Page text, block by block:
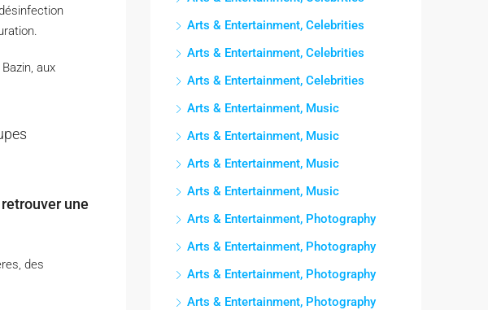
aux
une
des
Arts & Entertainment, Celebrities
Arts & Entertainment, Celebrities
Arts & Entertainment, Celebrities
Arts & Entertainment, Music
Arts & Entertainment, Music
Arts & Entertainment, Music
Arts & Entertainment, Music
Arts & Entertainment, Photography
Arts & Entertainment, Photography
Arts & Entertainment, Photography
Arts & Entertainment, Photography